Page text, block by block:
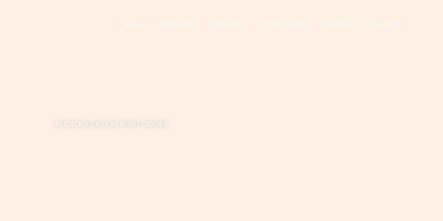
Home ENGLISH ESPAÑOL PORTUGUÊS CATALÀ Contact
ÁUDIOGUIAS EM PORTUGUÊS